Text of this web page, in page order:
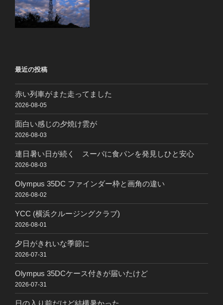
最近の投稿
赤い列車がまた走ってました
2026-08-05
面白い感じの夕焼け雲が
2026-08-03
連日暑い日が続く スーパに食パンを発見しひと安心
2026-08-03
Olympus 35DC ファインダー枠と画角の違い
2026-08-02
YCC (横浜クルージングクラブ)
2026-08-01
夕日がきれいな季節に
2026-07-31
Olympus 35DCケース付きが届いたけど
2026-07-31
日の入り前だけど結構暑かった